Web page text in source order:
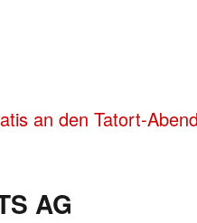
an den Tatort-
AG